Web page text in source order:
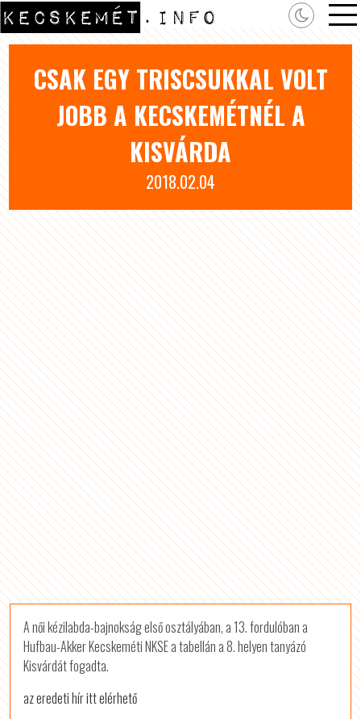
CSAK EGY TRISCSUKKAL VOLT
JOBB A KECSKEMÉTNÉL A
KISVÁRDA
2018.02.04
A női kézilabda-bajnokság első osztályában, a 13. fordulóban a
Hufbau-Akker Kecskeméti NKSE a tabellán a 8. helyen tanyázó
Kisvárdát fogadta.
az eredeti hír itt elérhető